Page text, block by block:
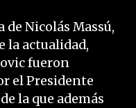
Nicolás Massú,
la actualidad,
fueron
el Presidente
la que además